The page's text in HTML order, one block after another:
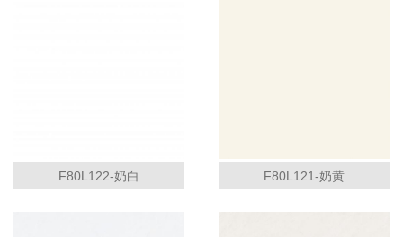
F80L122-奶白 F80L121-奶黄